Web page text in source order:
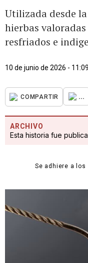
Utilizada desde
hierbas
resfriados e
10 de junio de 2026 -
COMPARTIR ...
ARCHIVO
Esta historia fue
Se adhiere a